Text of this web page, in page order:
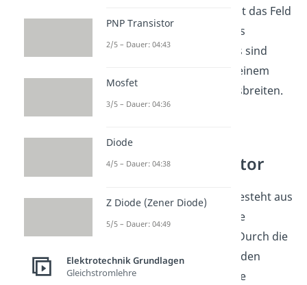
zueinander sind. Du kannst das Feld
einer Punktladung auch als
Radialfeld bezeichnen. Das sind
Felder, die sich radial von einem
bestimmten Punkt aus ausbreiten.
Elektrisches Feld
Plattenkondensator
EinPlattenkondensator
besteht aus
zwei Platten, an denen eine
Spannung angelegt wird. Durch die
Spannung besitzen die beiden
Platten eine gegensätzliche
PNP Transistor
2/5 – Dauer: 04:43
Mosfet
3/5 – Dauer: 04:36
Diode
4/5 – Dauer: 04:38
Z Diode (Zener Diode)
5/5 – Dauer: 04:49
Elektrotechnik Grundlagen
Gleichstromlehre